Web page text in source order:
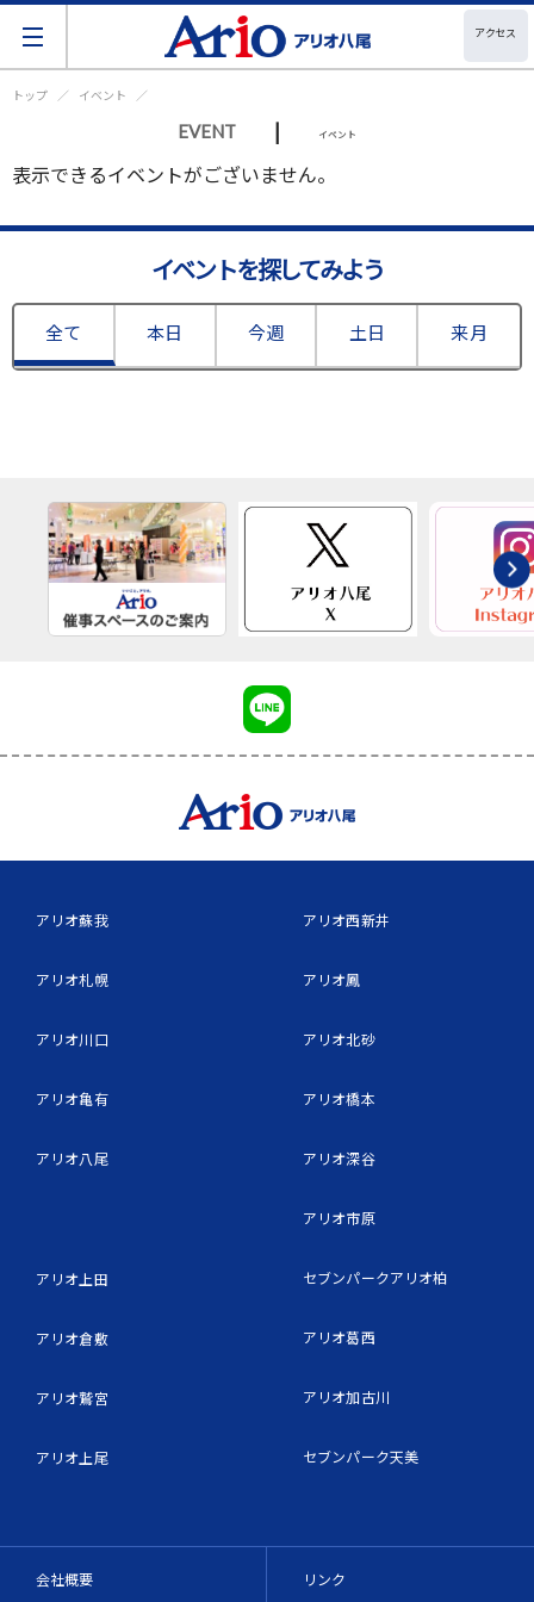
アクセス
トップ イベント
EVENT | イベント
表示できるイベントがございません。
イベントを探してみよう
全て 本日 今週 土日 来月
アリオ蘇我
アリオ札幌
アリオ川口
アリオ亀有
アリオ八尾
アリオ上田
アリオ倉敷
アリオ鷲宮
アリオ上尾
アリオ西新井
アリオ鳳
アリオ北砂
アリオ橋本
アリオ深谷
アリオ市原
セブンパークアリオ柏
アリオ葛西
アリオ加古川
セブンパーク天美
会社概要 リンク